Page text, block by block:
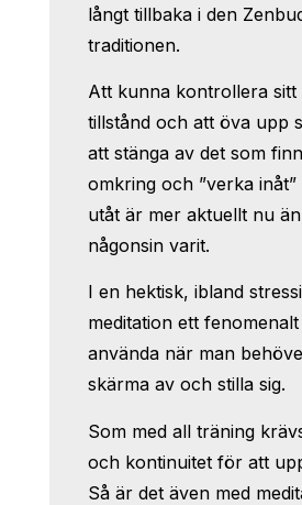
långt tillbaka i den
traditionen.
Att kunna kontrollera sitt
tillstånd och att öva upp
att stänga av det som
omkring och ”verka
utåt är mer aktuellt nu
någonsin varit.
I en hektisk, ibland
meditation ett
använda när man
skärma av och stilla sig.
Som med all träning
och kontinuitet för att
Så är det även med